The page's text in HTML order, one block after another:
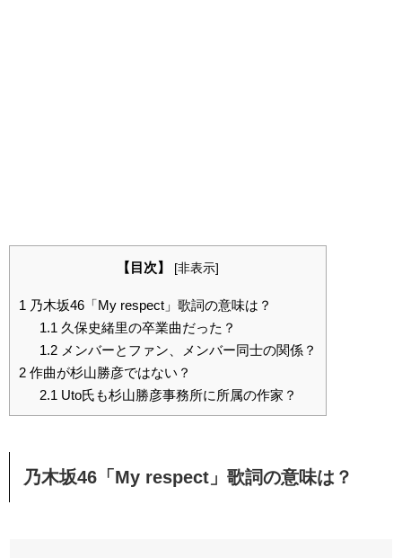
【目次】 [非表示]
1 乃木坂46「My respect」歌詞の意味は？
1.1 久保史緒里の卒業曲だった？
1.2メンバーとファン、メンバー同士の関係？
2 作曲が杉山勝彦ではない？
2.1 Uto氏も杉山勝彦事務所に所属の作家？
乃木坂46「My respect」歌詞の意味は？